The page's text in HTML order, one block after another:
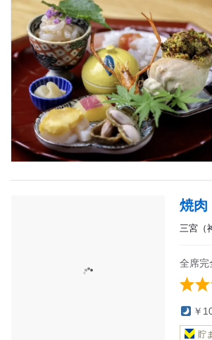
焼肉
三宮（
全席
￥
貯